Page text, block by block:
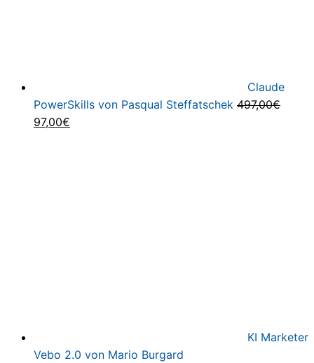
Claude
PowerSkills von Pasqual Steffatschek 497,00€
Ursprünglicher
97,00€
KI Marketer
Vebo 2.0 von Mario Burgard